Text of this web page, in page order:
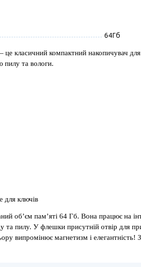
64Гб
це класичний компактний накопичувач для
пилу та вологи.
для ключів
об’єм пам’яті 64 Гб. Вона працює на
та пилу. У флешки присутній отвір для
випромінює магнетизм і